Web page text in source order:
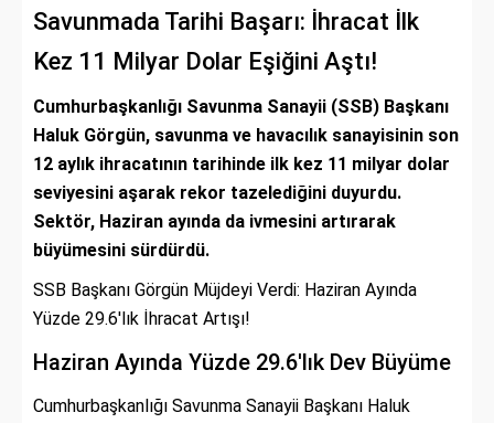
Savunmada Tarihi Başarı: İhracat İlk
Kez 11 Milyar Dolar Eşiğini Aştı!
Cumhurbaşkanlığı Savunma Sanayii (SSB) Başkanı
Haluk Görgün, savunma ve havacılık sanayisinin son
12 aylık ihracatının tarihinde ilk kez 11 milyar dolar
seviyesini aşarak rekor tazelediğini duyurdu.
Sektör, Haziran ayında da ivmesini artırarak
büyümesini sürdürdü.
SSB Başkanı Görgün Müjdeyi Verdi: Haziran Ayında
Yüzde 29.6'lık İhracat Artışı!
Haziran Ayında Yüzde 29.6'lık Dev Büyüme
Cumhurbaşkanlığı Savunma Sanayii Başkanı Haluk